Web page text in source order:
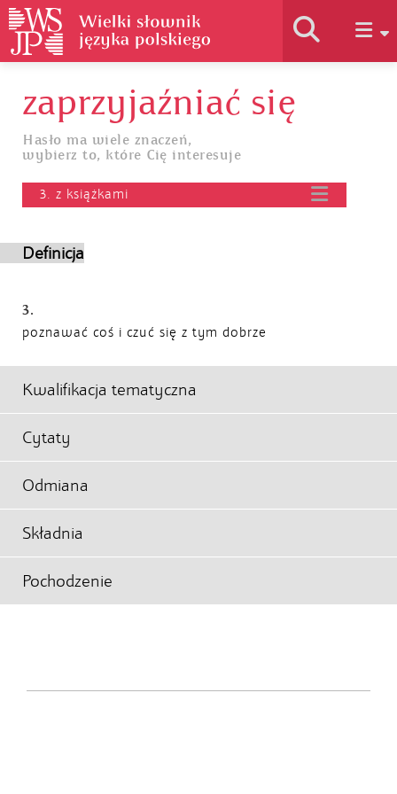
Historia słownika
Jak korzystać
zaprzyjaźniać się
Hasło ma wiele znaczeń,
wybierz to, które Cię interesuje
3. z książkami
Definicja
3.
poznawać coś i czuć się z tym dobrze
Kwalifikacja tematyczna
Cytaty
Odmiana
Składnia
Pochodzenie